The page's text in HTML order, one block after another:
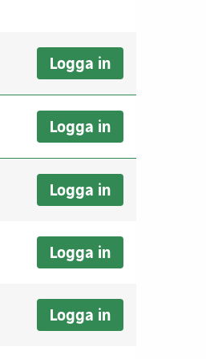
Logga in
Logga in
Logga in
Logga in
Logga in